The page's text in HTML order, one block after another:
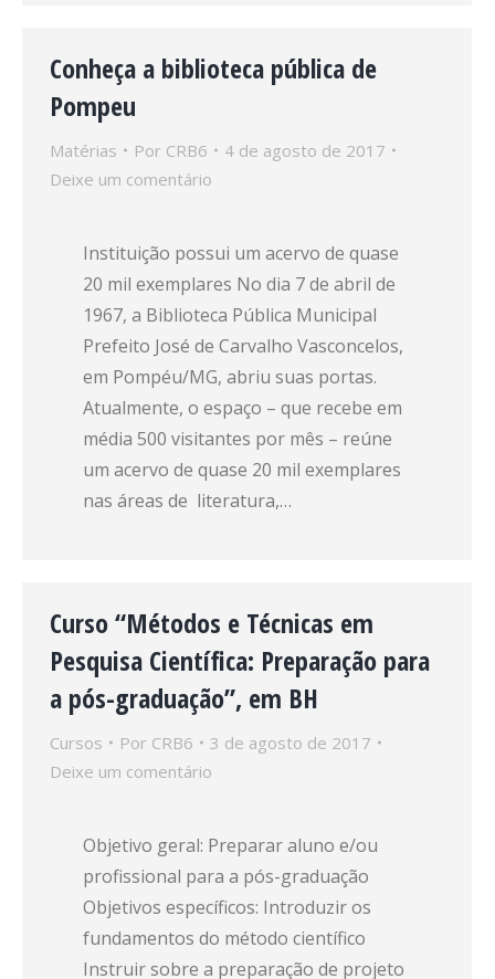
Conheça a biblioteca pública de
Pompeu
Matérias Por CRB6
4 de agosto de 2017
Deixe um comentário
Instituição possui um acervo de quase
20 mil exemplares No dia 7 de abril de
1967, a Biblioteca Pública Municipal
Prefeito José de Carvalho Vasconcelos,
em Pompéu/MG, abriu suas portas.
Atualmente, o espaço – que recebe em
média 500 visitantes por mês – reúne
um acervo de quase 20 mil exemplares
nas áreas de literatura,…
Curso “Métodos e Técnicas em
Pesquisa Científica: Preparação para
a pós-graduação”, em BH
Cursos Por CRB6
3 de agosto de 2017
Deixe um comentário
Objetivo geral: Preparar aluno e/ou
profissional para a pós-graduação
Objetivos específicos: Introduzir os
fundamentos do método científico
Instruir sobre a preparação de projeto